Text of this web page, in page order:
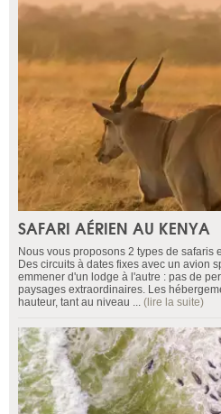
SAFARI AÉRIEN AU KENYA
Nous vous proposons 2 types de safaris
Des circuits à dates fixes avec un avion
emmener d'un lodge à l'autre : pas de
paysages extraordinaires. Les
hauteur, tant au niveau ... (lire la suite)